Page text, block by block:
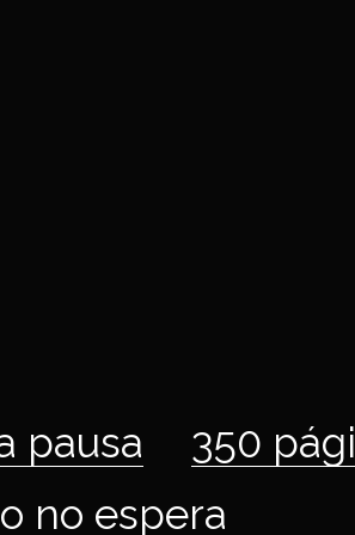
pausa
350
no espera